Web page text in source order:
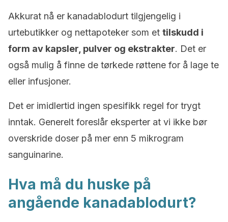
Akkurat nå er kanadablodurt tilgjengelig i
urtebutikker og nettapoteker som et tilskudd i
form av kapsler, pulver og ekstrakter. Det er
også mulig å finne de tørkede røttene for å lage te
eller infusjoner.
Det er imidlertid ingen spesifikk regel for trygt
inntak. Generelt foreslår eksperter at vi ikke bør
overskride doser på mer enn 5 mikrogram
sanguinarine.
Hva må du huske på
angående kanadablodurt?